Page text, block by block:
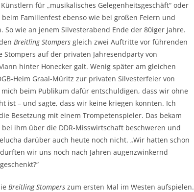
für „musikalisches Gelegenheitsgeschäft“ oder
Familienfest ebenso wie bei großen Feiern und
So wie an jenem Silvesterabend Ende der 80iger Jahre.
Breitling Stompers gleich zwei Auftritte vor führenden
auf der privaten Jahresendparty von
hinter Honecker galt. Wenig später am gleichen
Heim Graal-Müritz zur privaten Silvesterfeier von
beim Publikum dafür entschuldigen, dass wir ohne
ist – und sagte, dass wir keine kriegen konnten. Ich
Besetzung mit einem Trompetenspieler. Das bekam
ihm über die DDR-Misswirtschaft beschweren und
darüber auch heute noch nicht. „Wir hatten schon
wir uns noch nach Jahren augenzwinkernd
Breitling Stompers zum ersten Mal im Westen aufspielen.